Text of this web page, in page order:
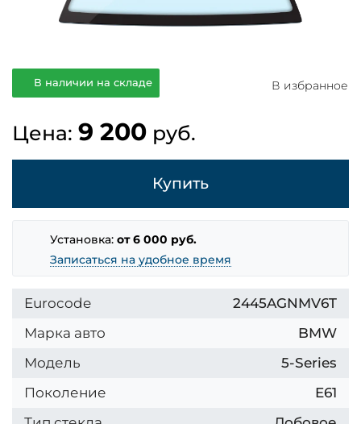
В наличии на складе В избранное
Цена: 9 200 руб.
Купить
Установка:от 6 000 руб.
Записаться на удобное время
Eurocode
2445AGNMV6T
Марка авто
BMW
Модель
5-Series
Поколение
E61